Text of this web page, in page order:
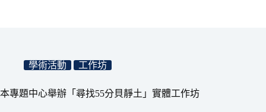
學術活動 工作坊
本專題中心舉辦「尋找55分貝靜土」實體工作坊